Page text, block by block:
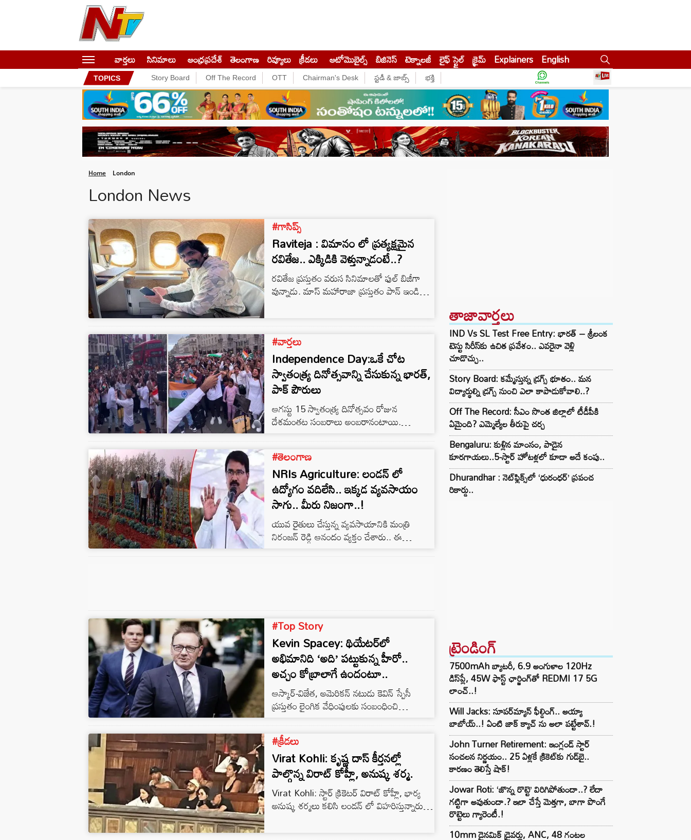
వార్తలు సినిమాలు ఆంధ్రప్రదేశ్ తెలంగాణ రివ్యూలు క్రీడలు ఆటోమొబైల్స్ బిజినెస్‌ టెక్నాలజీ లైఫ్ స్టైల్ క్రైమ్ Explainers English
TOPICS Story Board Off The Record OTT Chairman's Desk స్టడీ & జాబ్స్ భక్తి
Home London
London News
#గాసిప్స్
Raviteja : విమానం లో ప్రత్యక్షమైన
రవితేజ.. ఎక్కిడికి వెళ్తున్నాడంటే..?
రవితేజ ప్రస్తుతం వరుస సినిమాలతో ఫుల్ బిజీగా
వున్నాడు. మాస్ మహారాజా ప్రస్తుతం పాన్ ఇండియా
వరుస అప్‌డేట్స్ ఇస్తూ తన అభిమానులను ఫుల్‌ ఖుషీ
చేస్తున్నాడు.1970 కాలంలో స్టూవర్ట్‌పురం లో
పాపులర్‌ దొంగగా పేరు పొందిన టైగర్
నాగేశ్వరరావు జీవిత కథ నేపథ్యం లో వస్తోన్న టైగర్
నాగేశ్వరరావు చిత్రానికి డెబ్యూ డైరెక్టర్‌ వంశీ…
#వార్తలు
Independence Day:ఒకే చోట
స్వాతంత్ర్య దినోత్సవాన్ని చేసుకున్న భారత్,
పాక్ పౌరులు
ఆగస్టు 15 స్వాతంత్ర్య దినోత్సవం రోజున
దేశమంతట సంబరాలు అంబరానంటాయి.
దినోత్స వేడుకలను ఘనంగా జరుపుకున్నారు. ఇక
ఒక చోట మాత్రం చిరకాల ప్రత్యర్థులుగా భావించే
భారత్, పాక్ పౌరులు కలిసి స్వాతంత్ర్య దినోత్సవాన్ని
ఉత్సాహంగా జరుపుకున్నారు. ఈ అరుదైన సంఘటన
బ్రిటన్ లోని లండన్ లో జరిగింది. భారతదేశం
ఆగస్టు 15న స్వాతంత్ర్య దినోత్సవం జరుపుకుంటే
పాకిస్తాన్ మనకంటే ఒకరోజు ముందే అంటే…
#తెలంగాణ
NRIs Agriculture: లండన్ లో
ఉద్యోగం వదిలేసి.. ఇక్కడ వ్యవసాయం
సాగు.. మీరు నిజంగా..!
యువ రైతులు చేస్తున్న వ్యవసాయానికి మంత్రి
నిరంజన్ రెడ్డి ఆనందం వ్యక్తం చేశారు.. ఈ
సందర్భంగా ఆయన మాట్లాడుతూ.. ఈ
వ్యవసాయమే ప్రపంచానికి దిక్సూచి.. వ్యవసాయ
వ్యవసాయాన్ని ప్రేమించాలి.. మట్టి పరిమళాన్ని
ఆస్వాదించాలి అని ఆయన పేర్కొన్నారు.
#Top Story
Kevin Spacey: థియేటర్‌లో
అభిమానిది ‘అది’ పట్టుకున్న హీరో..
అచ్చం కోబ్రాలాగే ఉందంటూ..
ఆస్కార్-విజేత, అమెరికన్‌ నటుడు కెవిన్‌ స్పేసీ
ప్రస్తుతం లైంగిక వేధింపులకు సంబంధించి
లండన్‌లోని సౌత్‌వార్క్ క్రౌన్ కోర్ట్‌కు ఆయన
హాజరయ్యారు.
#క్రీడలు
Virat Kohli: కృష్ణ దాస్ కీర్తనల్లో
పాల్గొన్న విరాట్ కోహ్లీ, అనుష్క శర్మ.
Virat Kohli: స్టార్ క్రికెటర్ విరాట్ కోహ్లీ, భార్య
అనుష్క శర్మలు కలిసి లండన్ లో విహరిస్తున్నారు.
ఇద్దరూ కలిసి కృష్ణ దాస్ కీర్తనలకు హాజరయ్యారు.
తాజావార్తలు
IND Vs SL Test Free Entry: భారత్ – శ్రీలంక
టెస్టు సిరీస్‌కు ఉచిత ప్రవేశం.. ఎవరైనా వెళ్లి
చూడొచ్చు..
Story Board: కమ్మేస్తున్న డ్రగ్స్ భూతం.. మన
విద్యార్థుల్ని డ్రగ్స్ నుంచి ఎలా కాపాడుకోవాలి..?
Off The Record: సీఎం సొంత జిల్లాలో టీడీపీకి
ఏమైంది? ఎమ్మెల్యేల తీరుపై చర్చ
Bengaluru: కుళ్లిన మాంసం, పాడైన
కూరగాయలు..5-స్టార్ హోటళ్లలో కూడా అదే కంపు..
Dhurandhar : నెట్‌ఫ్లిక్స్‌లో ‘ధురంధర్’ ప్రపంచ
రికార్డు..
ట్రెండింగ్‌
7500mAh బ్యాటరీ, 6.9 అంగుళాల 120Hz
డిస్‌ప్లే, 45W ఫాస్ట్ ఛార్జింగ్‌తో REDMI 17 5G
లాంచ్..!
Will Jacks: సూపర్‌మ్యాన్ ఫీల్డింగ్.. అయ్యా
బాబోయ్..! ఏంటి జాక్ క్యాచ్ ను అలా పట్టేశావ్.!
John Turner Retirement: ఇంగ్లండ్ స్టార్
సంచలన నిర్ణయం.. 25 ఏళ్లకే క్రికెట్‌కు గుడ్‌బై..
కారణం తెలిస్తే షాక్!
Jowar Roti: ‘జొన్న రొట్టె’ విరిగిపోతుందా..? లేదా
గట్టిగా అవుతుందా.? ఇలా చేస్తే మెత్తగా, బాగా పొంగే
రొట్టెలు గ్యారెంటీ.!
10mm డైనమిక్ డ్రైవర్లు, ANC, 48 గంటల